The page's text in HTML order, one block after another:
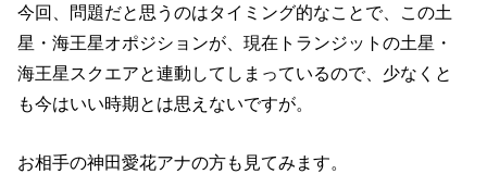
今回、問題だと思うのはタイミング的なことで、この土
星・海王星オポジションが、現在トランジットの土星・
海王星スクエアと連動してしまっているので、少なくと
も今はいい時期とは思えないですが。
お相手の神田愛花アナの方も見てみます。